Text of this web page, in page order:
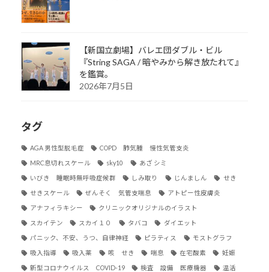
【新国立劇場】バレエ団ダブル・ビル
『String SAGA / 暗やみから解き放たれて』
を鑑賞。
2026年7月5日
タグ
AGA 男性型脱毛症 COPD 肺気腫 慢性気管支炎
MRC息切れスケール sky10 あざ シミ
いびき 睡眠時無呼吸症候群 しみ取り じんましん せき
せきスケール ぜんそく 気管支喘息 アトピー性皮膚炎
アナフィラキシー クリニックオリジナルのイラスト
スカイテン スカイ１０ タバコ ダイエット
パニック、不安、うつ、自律神経 ピラティス モストグラフ
吸入指導 吸入薬 咳 せき 喘息 在宅酸素 妊娠
新型コロナウイルス COVID-19 検査 設備 医療機器 温活